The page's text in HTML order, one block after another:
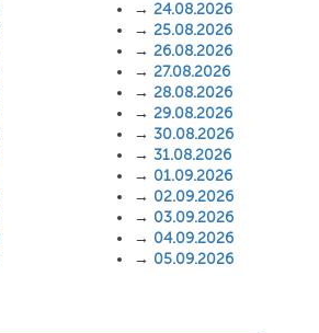
→ 24.08.2026
→ 25.08.2026
→ 26.08.2026
→ 27.08.2026
→ 28.08.2026
→ 29.08.2026
→ 30.08.2026
→ 31.08.2026
→ 01.09.2026
→ 02.09.2026
→ 03.09.2026
→ 04.09.2026
→ 05.09.2026